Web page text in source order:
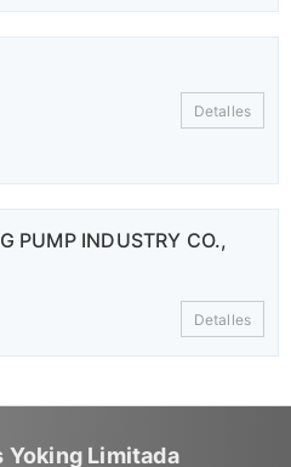
Detalles
PUMP INDUSTRY CO.,
Detalles
Yoking Limitada